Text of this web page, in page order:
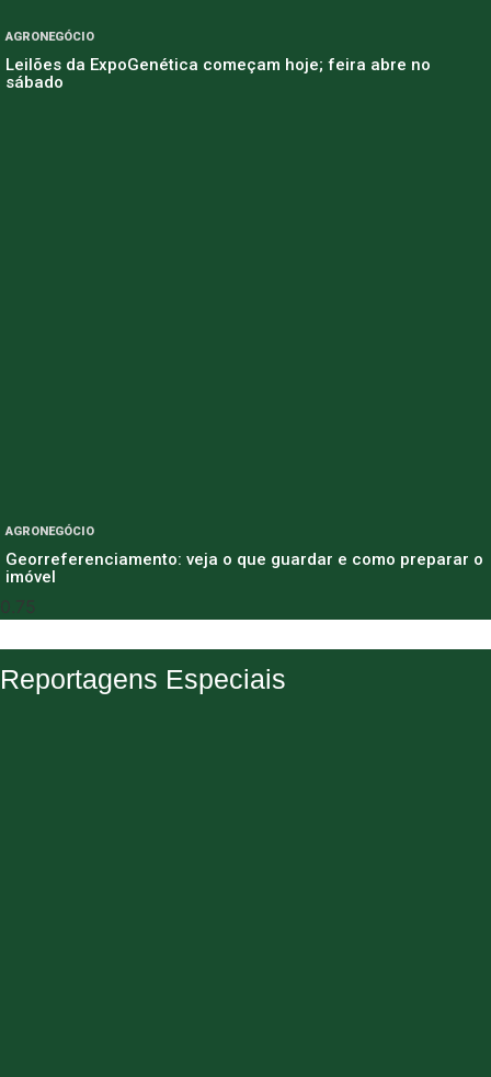
AGRONEGÓCIO
Leilões da ExpoGenética começam hoje; feira abre no
sábado
AGRONEGÓCIO
Georreferenciamento: veja o que guardar e como preparar o
imóvel
Reportagens Especiais